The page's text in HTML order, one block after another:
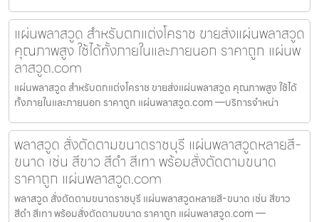
แผ่นพลาสวูด สำหรับตกแต่งโคราช ขายส่งแผ่นพลาสวูด
คุณภาพสูง ใช้ได้ทั้งภายในและภายนอก ราคาถูก แผ่นพ
ลาสวูด.com
แผ่นพลาสวูด สำหรับตกแต่งโคราช ขายส่งแผ่นพลาสวูด คุณภาพสูง ใช้ได้
ทั้งภายในและภายนอก ราคาถูก แผ่นพลาสวูด.com —บริการจำหน่า
พลาสวูด สั่งตัดตามขนาดราชบุรี แผ่นพลาสวูดหลายสี-
ขนาด เช่น สีขาว สีดำ สีเทา พร้อมสั่งตัดตามขนาด
ราคาถูก แผ่นพลาสวูด.com
พลาสวูด สั่งตัดตามขนาดราชบุรี แผ่นพลาสวูดหลายสี-ขนาด เช่น สีขาว
สีดำ สีเทา พร้อมสั่งตัดตามขนาด ราคาถูก แผ่นพลาสวูด.com —